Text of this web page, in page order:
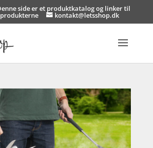
side er et produktkatalog og linker til
kontakt@letsshop.dk